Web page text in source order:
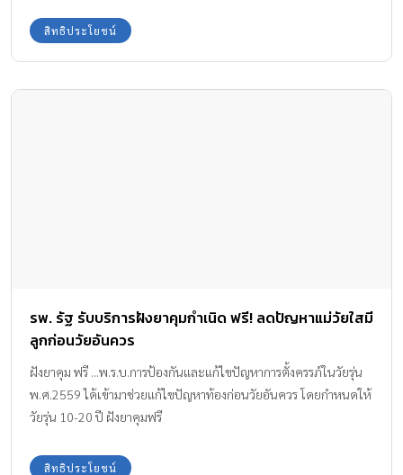
สิทธิประโยชน์
รพ. รัฐ รับบริการฝังยาคุมกำเนิด ฟรี! ลดปัญหาแม่วัยใสมี
ลูกก่อนวัยอันควร
ฝังยาคุม ฟรี ...พ.ร.บ.การป้องกันและแก้ไขปัญหาการตั้งครรภ์ในวัยรุ่น
พ.ศ.2559 ได้เข้ามาช่วยแก้ไขปัญหาท้องก่อนวัยอันควร โดยกำหนดให้
วัยรุ่น 10-20 ปี ฝังยาคุมฟรี
สิทธิประโยชน์